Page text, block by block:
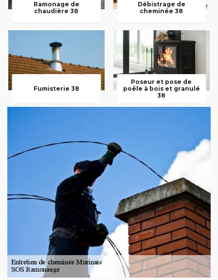
Ramonage de
chaudière 38
Débistrage de
cheminée 38
Fumisterie 38
Poseur et pose de
poêle à bois et granulé
38